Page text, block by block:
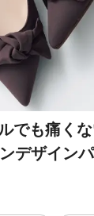
も痛くな
ンデザイン